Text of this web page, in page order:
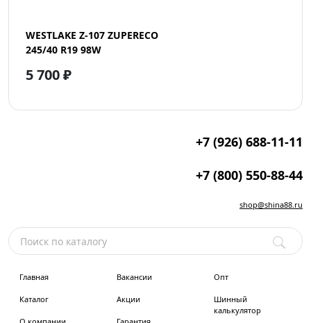
WESTLAKE Z-107 ZUPERECO
245/40 R19 98W
5 700 ₽
+7 (926) 688-11-11
+7 (800) 550-88-44
shop@shina88.ru
Главная
Каталог
Вакансии
Акции
Опт
Шинный
калькулятор